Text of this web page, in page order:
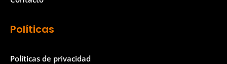
m
Políticas
Políticas de privacidad